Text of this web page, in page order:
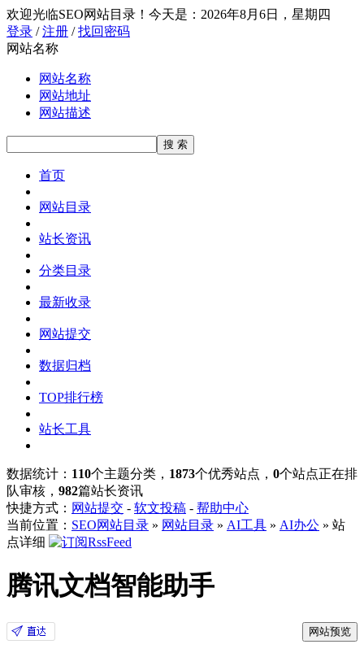
欢迎光临SEO网站目录！ 今天是：2026年8月6日，星期四
登录 /注册 /找回密码
网站名称
网站名称
网站地址
网站描述
首页
网站目录
站长资讯
分类目录
最新收录
网站提交
数据归档
TOP排行榜
站长工具
数据统计： 110个主题分类， 1873个优秀站点， 0个站点正在排
队审核， 982篇站长资讯
快捷方式： 网站提交 - 软文投稿 - 帮助中心
当前位置： SEO网站目录 » 网站目录 » AI工具 » AI办公 » 站
点详细
腾讯文档智能助手
网站预览